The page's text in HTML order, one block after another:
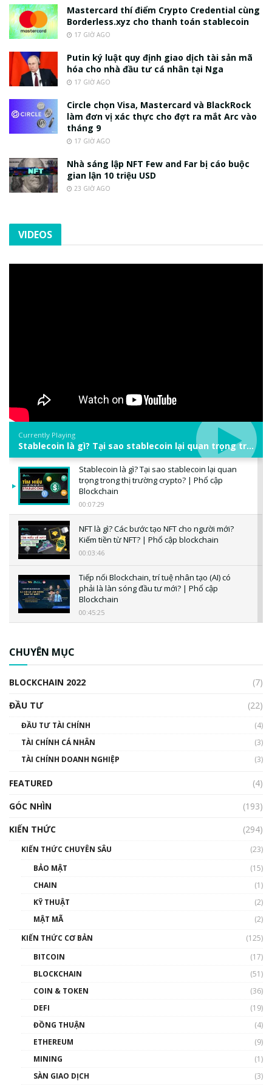
Mastercard thí điểm Crypto Credential cùng
Borderless.xyz cho thanh toán stablecoin
17 GIỜ AGO
Putin ký luật quy định giao dịch tài sản mã
hóa cho nhà đầu tư cá nhân tại Nga
17 GIỜ AGO
Circle chọn Visa, Mastercard và BlackRock
làm đơn vị xác thực cho đợt ra mắt Arc vào
tháng 9
17 GIỜ AGO
Nhà sáng lập NFT Few and Far bị cáo buộc
gian lận 10 triệu USD
23 GIỜ AGO
VIDEOS
Currently Playing
Stablecoin là gì? Tại sao stablecoin lại quan trọng trong thị trường crypto? | Phổ cập Blockchain
Stablecoin là gì? Tại sao stablecoin lại quan
trọng trong thị trường crypto? | Phổ cập
Blockchain
00:07:29
NFT là gì? Các bước tạo NFT cho người mới?
Kiếm tiền từ NFT? | Phổ cập blockchain
00:03:46
Tiếp nối Blockchain, trí tuệ nhân tạo (AI) có
phải là làn sóng đầu tư mới? | Phổ cập
Blockchain
00:45:25
00:02:14
Nhìn lại năm 2022: Những sự kiện ảnh hưởng
đến hệ sinh thái tiền mã hoá | Phổ cập
00:43:47
như thể nào?
00:39:31
Phổ cập Blockchain
thống & Crypto qua các cuộc chiến | Phổ cập
CHUYÊN MỤC
BLOCKCHAIN 2022
(7)
ĐẦU TƯ
(22)
ĐẦU TƯ TÀI CHÍNH
(4)
TÀI CHÍNH CÁ NHÂN
(3)
TÀI CHÍNH DOANH NGHIỆP
(3)
FEATURED
(4)
GÓC NHÌN
(193)
KIẾN THỨC
(294)
KIẾN THỨC CHUYÊN SÂU
(23)
BẢO MẬT
(15)
CHAIN
(1)
KỸ THUẬT
(2)
MẬT MÃ
(2)
KIẾN THỨC CƠ BẢN
(125)
BITCOIN
(17)
BLOCKCHAIN
(51)
COIN & TOKEN
(36)
DEFI
(19)
ĐỒNG THUẬN
(4)
ETHEREUM
(9)
MINING
(1)
SÀN GIAO DỊCH
(3)